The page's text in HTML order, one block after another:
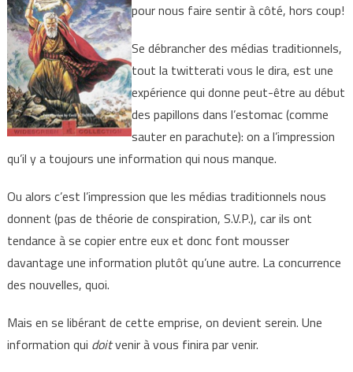
pour nous faire sentir à côté, hors coup!
Se débrancher des médias traditionnels,
tout la twitterati vous le dira, est une
expérience qui donne peut-être au début
des papillons dans l’estomac (comme
sauter en parachute): on a l’impression
qu’il y a toujours une information qui nous manque.
Ou alors c’est l’impression que les médias traditionnels nous
donnent (pas de théorie de conspiration, S.V.P.), car ils ont
tendance à se copier entre eux et donc font mousser
davantage une information plutôt qu’une autre. La concurrence
des nouvelles, quoi.
Mais en se libérant de cette emprise, on devient serein. Une
information qui doitvenir à vous finira par venir.